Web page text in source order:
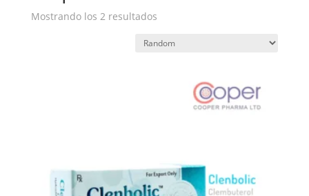
Mostrando los 2 resultados